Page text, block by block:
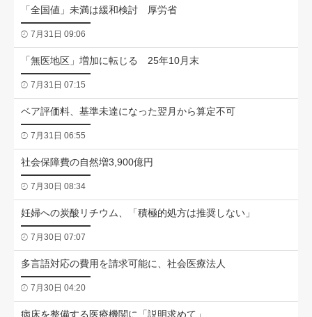
「全国値」未満は緩和検討 厚労省
7月31日 09:06
「無医地区」増加に転じる 25年10月末
7月31日 07:15
ベア評価料、基準未達になった翌月から算定不可
7月31日 06:55
社会保障費の自然増3,900億円
7月30日 08:34
妊婦への炭酸リチウム、「積極的処方は推奨しない」
7月30日 07:07
多言語対応の費用を請求可能に、社会医療法人
7月30日 04:20
病床を整備する医療機関に「説明求めて」